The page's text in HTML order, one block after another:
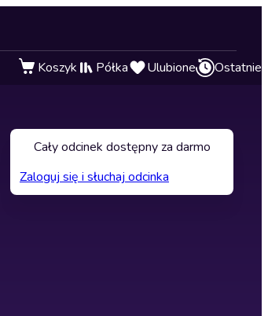
Koszyk Półka Ulubione Ostatnie
Cały odcinek dostępny za darmo
Zaloguj się i słuchaj odcinka